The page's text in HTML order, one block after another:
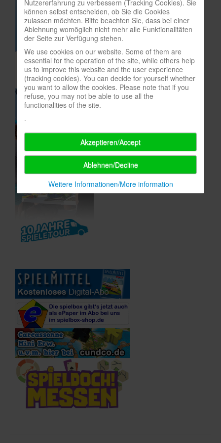
In eigener Sache-On our own behalf
Archivierte Meldungen-News archive
Nutzererfahrung zu verbessern (Tracking Cookies). Sie
können selbst entscheiden, ob Sie die Cookies
zulassen möchten. Bitte beachten Sie, dass bei einer
Ablehnung womöglich nicht mehr alle Funktionalitäten
der Seite zur Verfügung stehen.
We use cookies on our website. Some of them are
essential for the operation of the site, while others help
us to improve this website and the user experience
(tracking cookies). You can decide for yourself whether
you want to allow the cookies. Please note that if you
refuse, you may not be able to use all the
functionalities of the site.
.
Akzeptieren/Accept
Ablehnen/Decline
Weitere Informationen/More information